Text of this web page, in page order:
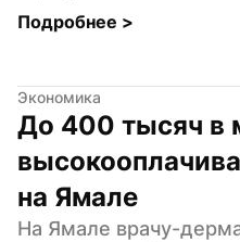
Подробнее >
Экономика
До 400 тысяч в
на Ямале
На Ямале врачу-